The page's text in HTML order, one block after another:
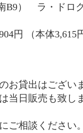
B9） ラ・ドロ
円 （本体3,615
お貸出はござい
当日販売も致し
ご相談ください